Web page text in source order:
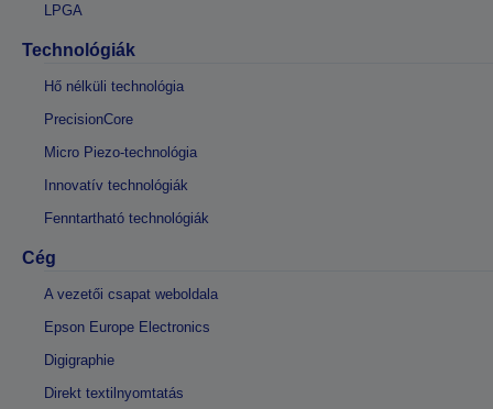
LPGA
Technológiák
Hő nélküli technológia
PrecisionCore
Micro Piezo-technológia
Innovatív technológiák
Fenntartható technológiák
Cég
A vezetői csapat weboldala
Epson Europe Electronics
Digigraphie
Direkt textilnyomtatás